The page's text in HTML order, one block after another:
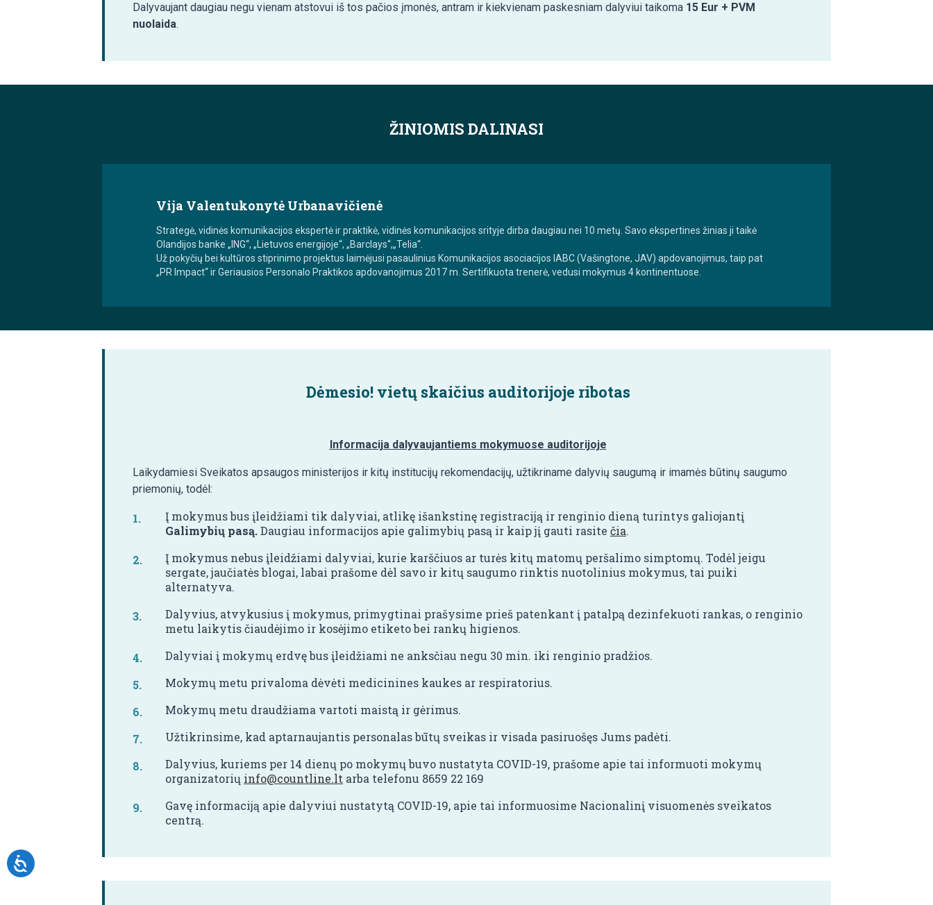
Dalyvaujant daugiau negu vienam atstovui iš tos pačios įmonės, antram ir kiekvienam paskesniam dalyviui taikoma 15 Eur + PVM
nuolaida.
ŽINIOMIS DALINASI
Vija Valentukonytė Urbanavičienė
Strategė, vidinės komunikacijos ekspertė ir praktikė, vidinės komunikacijos srityje dirba daugiau nei 10 metų. Savo ekspertines žinias ji taikė
Olandijos banke „ING“, „Lietuvos energijoje“, „Barclays“,„Telia“.
Už pokyčių bei kultūros stiprinimo projektus laimėjusi pasaulinius Komunikacijos asociacijos IABC (Vašingtone, JAV) apdovanojimus, taip pat
„PR Impact“ ir Geriausios Personalo Praktikos apdovanojimus 2017 m. Sertifikuota trenerė, vedusi mokymus 4 kontinentuose.
Dėmesio! vietų skaičius auditorijoje ribotas
Informacija dalyvaujantiems mokymuose auditorijoje
Laikydamiesi Sveikatos apsaugos ministerijos ir kitų institucijų rekomendacijų, užtikriname dalyvių saugumą ir imamės būtinų saugumo
priemonių, todėl:
Į mokymus bus įleidžiami tik dalyviai, atlikę išankstinę registraciją ir renginio dieną turintys galiojantį
Galimybių pasą.Daugiau informacijos apie galimybių pasą ir kaip jį gauti rasite čia.
Į mokymus nebus įleidžiami dalyviai, kurie karščiuos ar turės kitų matomų peršalimo simptomų. Todėl jeigu
sergate, jaučiatės blogai, labai prašome dėl savo ir kitų saugumo rinktis nuotolinius mokymus, tai puiki
alternatyva.
Dalyvius, atvykusius į mokymus, primygtinai prašysime prieš patenkant į patalpą dezinfekuoti rankas, o renginio
metu laikytis čiaudėjimo ir kosėjimo etiketo bei rankų higienos.
Dalyviai į mokymų erdvę bus įleidžiami ne anksčiau negu 30 min. iki renginio pradžios.
Mokymų metu privaloma dėvėti medicinines kaukes ar respiratorius.
Mokymų metu draudžiama vartoti maistą ir gėrimus.
Užtikrinsime, kad aptarnaujantis personalas būtų sveikas ir visada pasiruošęs Jums padėti.
Dalyvius, kuriems per 14 dienų po mokymų buvo nustatyta COVID-19, prašome apie tai informuoti mokymų
organizatorių info@countline.lt arba telefonu 8659 22 169
Gavę informaciją apie dalyviui nustatytą COVID-19, apie tai informuosime Nacionalinį visuomenės sveikatos
centrą.